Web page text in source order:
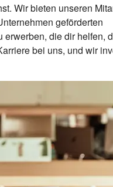
Wir bieten unseren
geförderten
die dir helfen,
bei uns, und wir